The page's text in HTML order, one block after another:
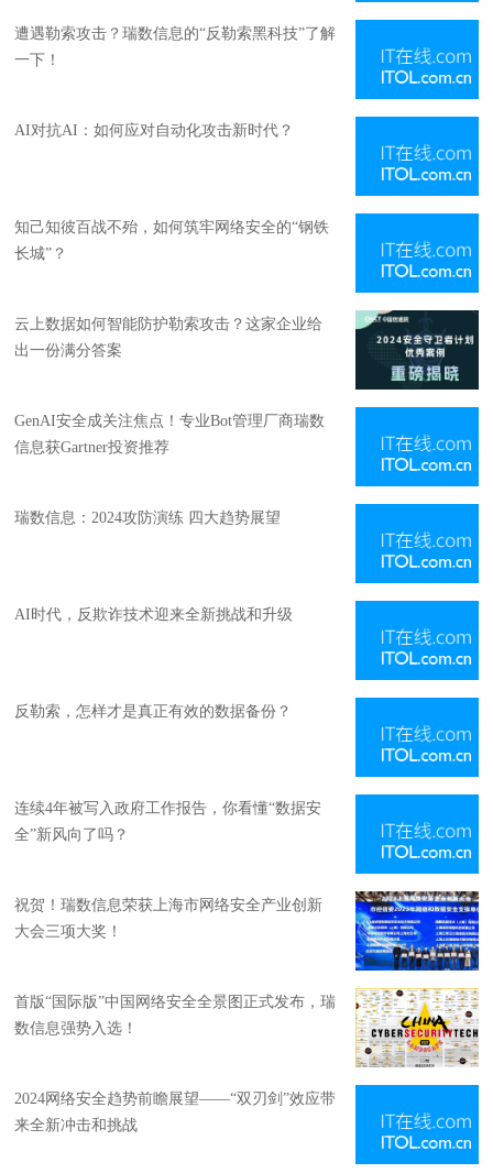
遭遇勒索攻击？瑞数信息的“反勒索黑科技”了解
一下！
AI对抗AI：如何应对自动化攻击新时代？
知己知彼百战不殆，如何筑牢网络安全的“钢铁
长城”？
云上数据如何智能防护勒索攻击？这家企业给
出一份满分答案
GenAI安全成关注焦点！专业Bot管理厂商瑞数
信息获Gartner投资推荐
瑞数信息：2024攻防演练 四大趋势展望
AI时代，反欺诈技术迎来全新挑战和升级
反勒索，怎样才是真正有效的数据备份？
连续4年被写入政府工作报告，你看懂“数据安
全”新风向了吗？
祝贺！瑞数信息荣获上海市网络安全产业创新
大会三项大奖！
首版“国际版”中国网络安全全景图正式发布，瑞
数信息强势入选！
2024网络安全趋势前瞻展望——“双刃剑”效应带
来全新冲击和挑战